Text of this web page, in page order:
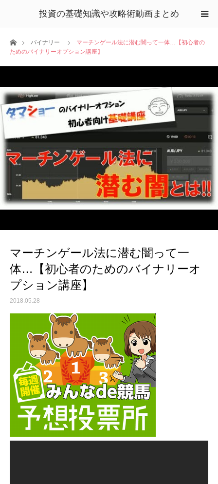
投資の基礎知識や攻略術動画まとめ
ホームバイナリー
マーチンゲール法に潜む闇って一体…【初心者の
ためのバイナリーオプション講座】
マーチンゲール法に潜む闇って一
体…【初心者のためのバイナリーオ
プション講座】
2018.05.28